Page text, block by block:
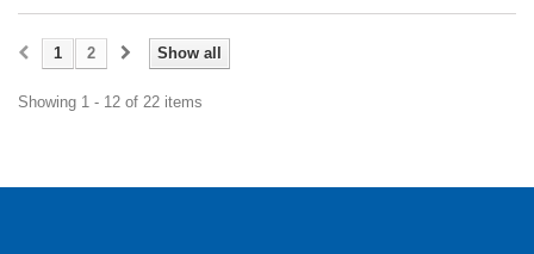
Show all
1 2
Showing 1 - 12 of 22 items